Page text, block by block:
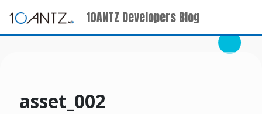
10ANTZ Developers Blog
asset_002